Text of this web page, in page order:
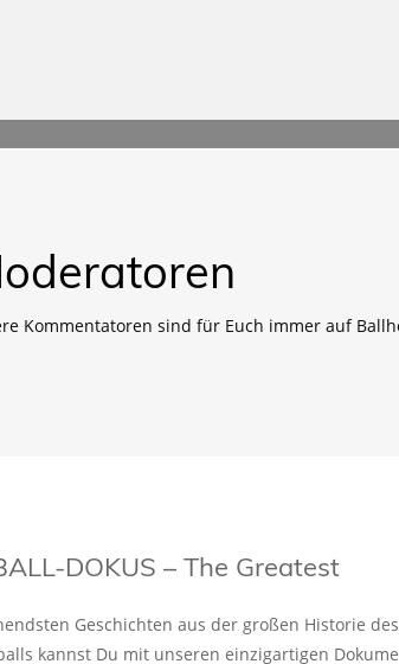
Kommentatoren sind für Euch immer auf
DOKUS – The Greatest
Geschichten aus der großen Historie
kannst Du mit unseren einzigartigen